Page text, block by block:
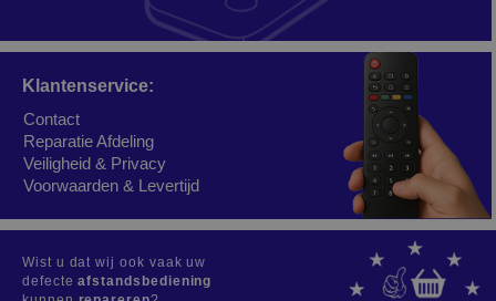
Klantenservice:
Contact
Reparatie Afdeling
Veiligheid & Privacy
Voorwaarden & Levertijd
Wist u dat wij ook vaak uw
defecteafstandsbediening